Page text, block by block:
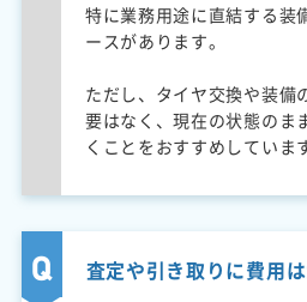
特に業務用途に直結する装
ースがあります。
ただし、タイヤ交換や装備
要はなく、現在の状態のま
くことをおすすめしていま
査定や引き取りに費用